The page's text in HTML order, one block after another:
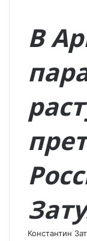
В
Константин